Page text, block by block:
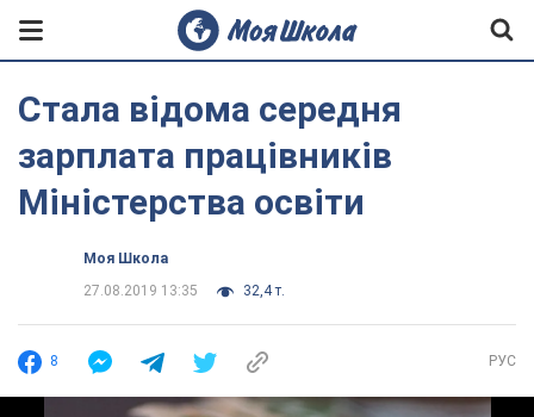
Стала відома середня
зарплата працівників
Міністерства освіти
Моя Школа
27.08.2019 13:35
32,4 т.
8 РУС